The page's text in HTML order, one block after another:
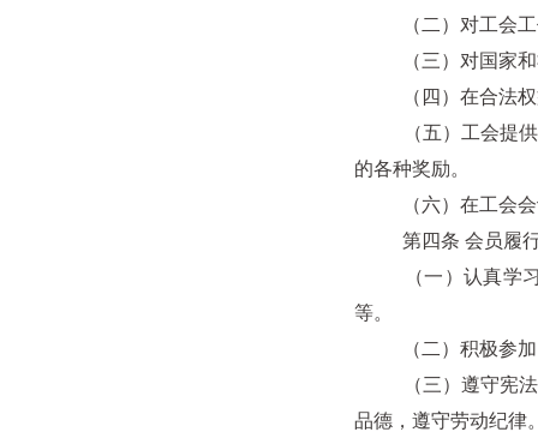
（二）对工会工作
（三）对国家和社
（四）在合法权
（五）工会提供的
的各种奖励。
（六）在工会会议
第四条 会员履行
（一）认真学习贯
等。
（二）积极参加民
（三）遵守宪法和
品德，遵守劳动纪律